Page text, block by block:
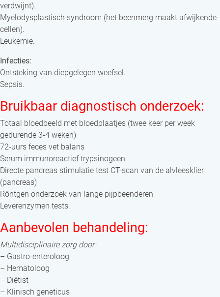
verdwijnt).
Myelodysplastisch syndroom (het beenmerg maakt afwijkende
cellen).
Leukemie.
Infecties:
Ontsteking van diepgelegen weefsel.
Sepsis.
Bruikbaar diagnostisch onderzoek:
Totaal bloedbeeld met bloedplaatjes (twee keer per week
gedurende 3-4 weken)
72-uurs feces vet balans
Serum immunoreactief trypsinogeen
Directe pancreas stimulatie test CT-scan van de alvleesklier
(pancreas)
Röntgen onderzoek van lange pijpbeenderen
Leverenzymen tests.
Aanbevolen behandeling:
Multidisciplinaire zorg door:
– Gastro-enteroloog
– Hematoloog
– Diëtist
– Klinisch geneticus